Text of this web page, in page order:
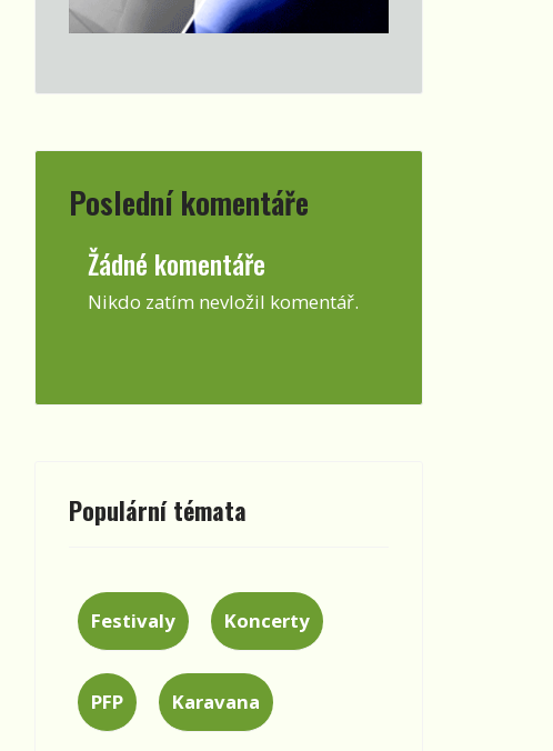
Poslední komentáře
Žádné komentáře
Nikdo zatím nevložil komentář.
Populární témata
Festivaly Koncerty
PFP Karavana